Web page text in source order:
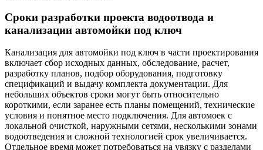
Сроки разработки проекта водоотвода и
канализации автомойки под ключ
Канализация для автомойки под ключ в части проектирования
включает сбор исходных данных, обследование, расчет,
разработку планов, подбор оборудования, подготовку
спецификаций и выдачу комплекта документации. Для
небольших объектов сроки могут быть относительно
короткими, если заранее есть планы помещений, технические
условия и понятное место подключения. Для автомоек с
локальной очисткой, наружными сетями, несколькими зонами
водоотведения и сложной технологией срок увеличивается.
Отдельное время может потребоваться на увязку с разделами